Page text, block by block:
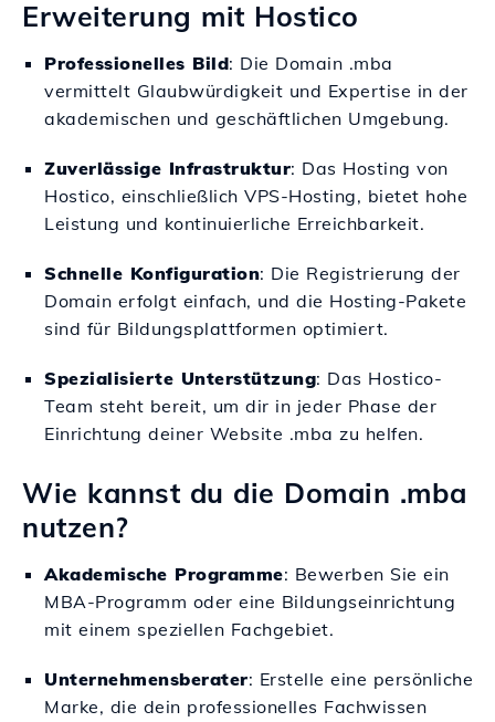
Erweiterung mit Hostico
Professionelles Bild: Die Domain .mba
vermittelt Glaubwürdigkeit und Expertise in der
akademischen und geschäftlichen Umgebung.
Zuverlässige Infrastruktur: Das Hosting von
Hostico, einschließlich VPS-Hosting, bietet hohe
Leistung und kontinuierliche Erreichbarkeit.
Schnelle Konfiguration: Die Registrierung der
Domain erfolgt einfach, und die Hosting-Pakete
sind für Bildungsplattformen optimiert.
Spezialisierte Unterstützung: Das Hostico-
Team steht bereit, um dir in jeder Phase der
Einrichtung deiner Website .mba zu helfen.
Wie kannst du die Domain .mba
nutzen?
Akademische Programme: Bewerben Sie ein
MBA-Programm oder eine Bildungseinrichtung
mit einem speziellen Fachgebiet.
Unternehmensberater: Erstelle eine persönliche
Marke, die dein professionelles Fachwissen